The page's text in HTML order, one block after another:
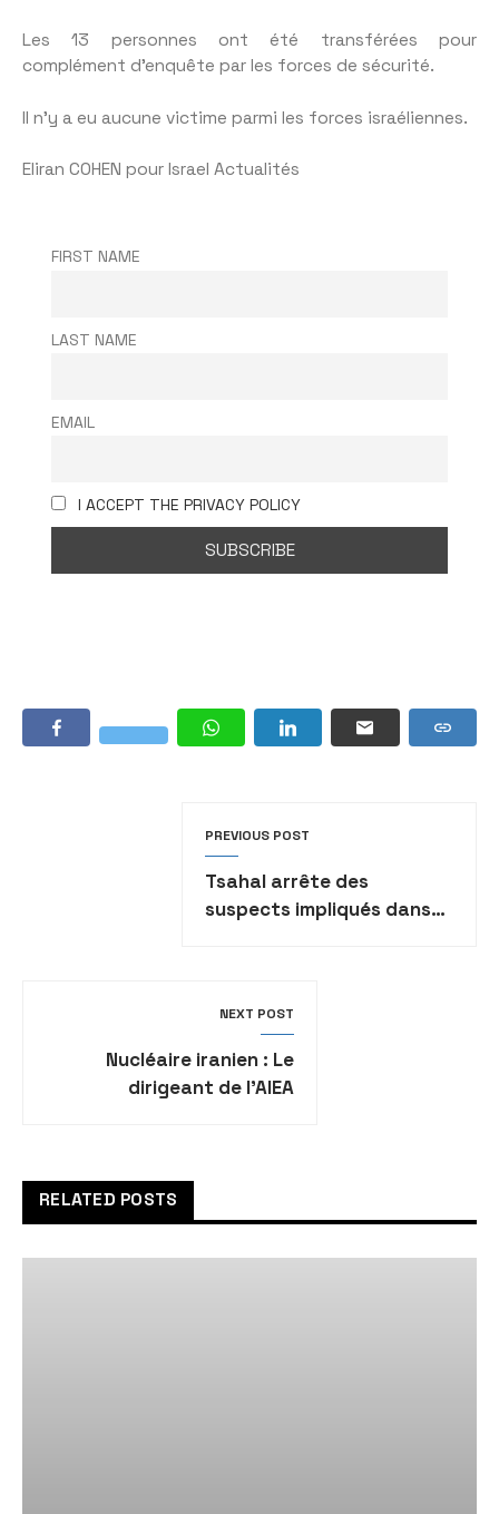
Les 13 personnes ont été transférées pour
complément d’enquête par les forces de sécurité.
Il n’y a eu aucune victime parmi les forces israéliennes.
Eliran COHEN pour Israel Actualités
FIRST NAME
LAST NAME
EMAIL
I ACCEPT THE PRIVACY POLICY
PREVIOUS POST
Tsahal arrête des
suspects impliqués dans
NEXT POST
Nucléaire iranien : Le
dirigeant de l’AIEA
RELATED POSTS